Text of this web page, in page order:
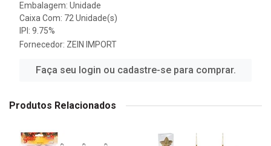
Embalagem: Unidade
Caixa Com: 72 Unidade(s)
IPI: 9.75%
Fornecedor: ZEIN IMPORT
Faça seu login ou cadastre-se para comprar.
Produtos Relacionados